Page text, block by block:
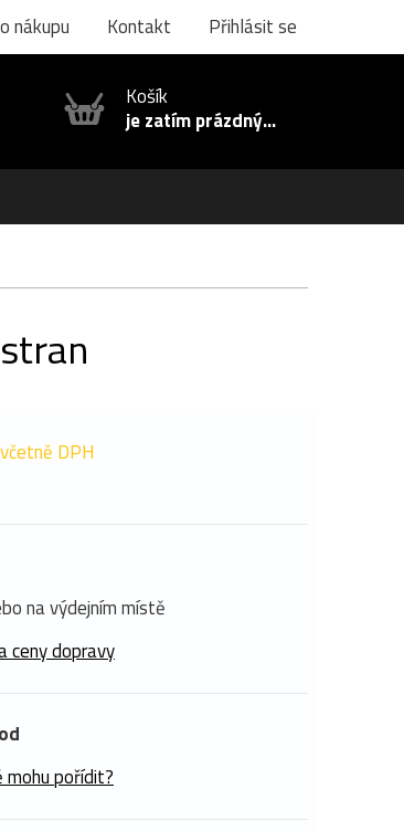
nákupu Kontakt Přihlásit se
Košík
je zatím prázdný...
včetně DPH
na výdejním místě
ceny dopravy
mohu pořídit?